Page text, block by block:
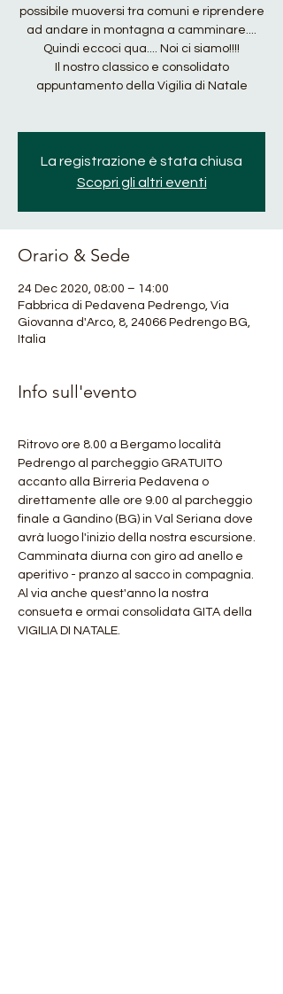
possibile muoversi tra comuni e riprendere
ad andare in montagna a camminare....
Quindi eccoci qua.... Noi ci siamo!!!!
Il nostro classico e consolidato
appuntamento della Vigilia di Natale
La registrazione è stata chiusa
Scopri gli altri eventi
Orario & Sede
24 Dec 2020, 08:00 – 14:00
Fabbrica di Pedavena Pedrengo, Via
Giovanna d'Arco, 8, 24066 Pedrengo BG,
Italia
Info sull'evento
Ritrovo ore 8.00 a Bergamo località
Pedrengo al parcheggio GRATUITO
accanto alla Birreria Pedavena o
direttamente alle ore 9.00 al parcheggio
finale a Gandino (BG) in Val Seriana dove
avrà luogo l'inizio della nostra escursione.
Camminata diurna con giro ad anello e
aperitivo - pranzo al sacco in compagnia.
Al via anche quest'anno la nostra
consueta e ormai consolidata GITA della
VIGILIA DI NATALE.